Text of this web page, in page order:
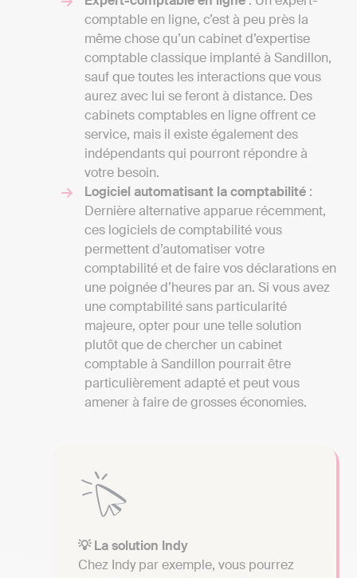
comptable en ligne, c’est à peu près la
même chose qu’un cabinet d’expertise
comptable classique implanté à Sandillon,
sauf que toutes les interactions que vous
aurez avec lui se feront à distance. Des
cabinets comptables en ligne offrent ce
service, mais il existe également des
indépendants qui pourront répondre à
votre besoin.
Logiciel automatisant la comptabilité :
Dernière alternative apparue récemment,
ces logiciels de comptabilité vous
permettent d’automatiser votre
comptabilité et de faire vos déclarations en
une poignée d’heures par an. Si vous avez
une comptabilité sans particularité
majeure, opter pour une telle solution
plutôt que de chercher un cabinet
comptable à Sandillon pourrait être
particulièrement adapté et peut vous
amener à faire de grosses économies.
💡 La solution Indy
Chez Indy par exemple, vous pourrez